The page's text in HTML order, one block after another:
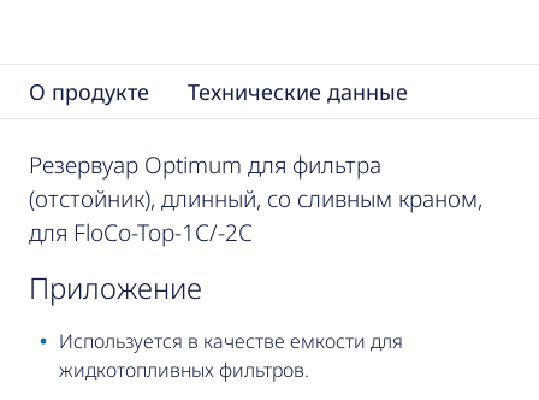
О продукте Технические данные
Резервуар Optimum для фильтра
(отстойник), длинный, со сливным краном,
для FloCo-Top-1C/-2C
приложение
Используется в качестве емкости для
жидкотопливных фильтров.